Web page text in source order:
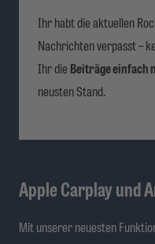
Ihr habt die aktuellen
Nachrichten verpasst –
Ihr die Beiträge einfach
neusten Stand.
Apple Carplay und
Mit unserer neuesten